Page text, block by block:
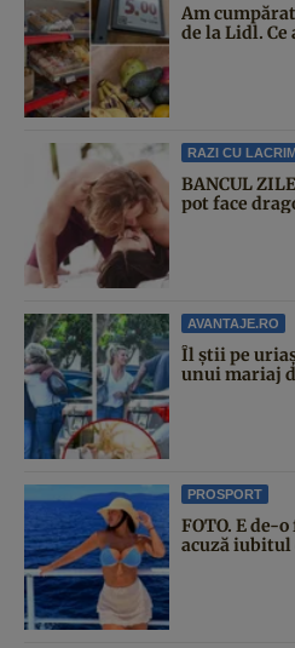
Am
de la Lidl.
RAZI CU
BANCUL
pot face
AVANTAJE.RO
Îl știi pe
unui mariaj
PROSPORT
FOTO. E de-
acuză